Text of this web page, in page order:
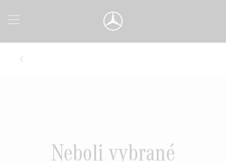
Neboli vybrané